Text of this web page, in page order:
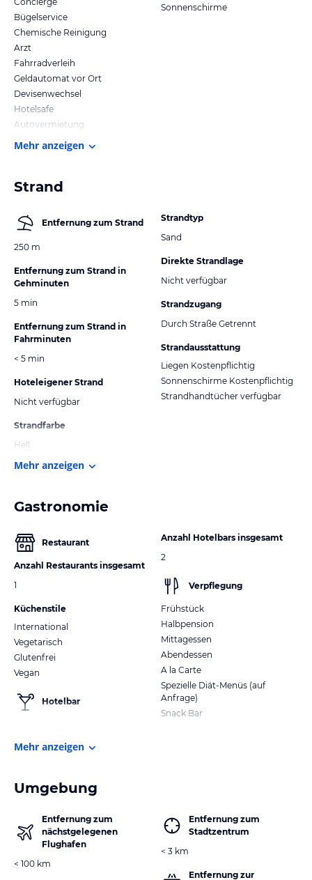
Bügelservice
Chemische Reinigung
Arzt
Fahrradverleih
Geldautomat vor Ort
Devisenwechsel
Hotelsafe
Autovermietung
Sonnenschirme
Mehr anzeigen
Strand
Entfernung zum Strand
250 m
Entfernung zum Strand in
Gehminuten
5 min
Entfernung zum Strand in
Fahrminuten
< 5 min
Hoteleigener Strand
Nicht verfügbar
Strandfarbe
Hell
Strandtyp
Sand
Direkte Strandlage
Nicht verfügbar
Strandzugang
Durch Straße Getrennt
Strandausstattung
Liegen Kostenpflichtig
Sonnenschirme Kostenpflichtig
Strandhandtücher verfügbar
Mehr anzeigen
Gastronomie
Restaurant
Anzahl Restaurants insgesamt
1
Küchenstile
International
Vegetarisch
Glutenfrei
Vegan
Hotelbar
Anzahl Hotelbars insgesamt
2
Verpflegung
Frühstück
Halbpension
Mittagessen
Abendessen
A la Carte
Spezielle Diät-Menüs (auf
Anfrage)
Snack Bar
Mehr anzeigen
Umgebung
Entfernung zum
nächstgelegenen
Flughafen
< 100 km
Entfernung zum
Stadtzentrum
< 3 km
Entfernung zur